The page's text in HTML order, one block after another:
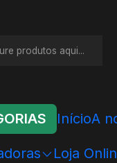
InícioA
Loja
-
vilão?
compostos por